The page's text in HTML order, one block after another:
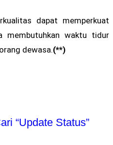
dapat memperkuat
membutuhkan waktu tidur
dewasa.(**)
“Update Status”